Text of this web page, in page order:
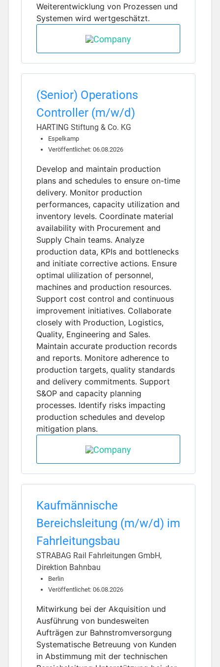
Weiterentwicklung von Prozessen und
Systemen wird wertgeschätzt.
(Senior) Operations
Controller (m/w/d)
HARTING Stiftung & Co. KG
Espelkamp
Veröffentlichet: 06.08.2026
Develop and maintain production
plans and schedules to ensure on-time
delivery. Monitor production
performances, capacity utilization and
inventory levels. Coordinate material
availability with Procurement and
Supply Chain teams. Analyze
production data, KPIs and bottlenecks
and initiate corrective actions. Ensure
optimal ulilization of personnel,
machines and production resources.
Support cost control and continuous
improvement initiatives. Collaborate
closely with Production, Logistics,
Quality, Engineering and Sales.
Maintain accurate production records
and reports. Monitore adherence to
production targets, quality standards
and delivery commitments. Support
S&OP and capacity planning
processes. Identify risks impacting
production schedules and develop
mitigation plans.
Kaufmännische
Bereichsleitung (m/w/d) im
Fahrleitungsbau
STRABAG Rail Fahrleitungen GmbH,
Direktion Bahnbau
Berlin
Veröffentlichet: 06.08.2026
Mitwirkung bei der Akquisition und
Ausführung von bundesweiten
Aufträgen zur Bahnstromversorgung
Systematische Betreuung von Kunden
in Abstimmung mit der technischen